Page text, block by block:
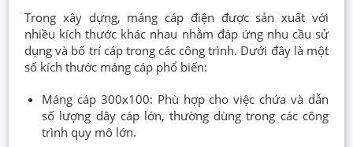
Trong xây dựng, máng cáp điện được sản xuất với
nhiều kích thước khác nhau nhằm đáp ứng nhu cầu sử
dụng và bố trí cáp trong các công trình. Dưới đây là một
số kích thước máng cáp phổ biến:
Máng cáp 300x100: Phù hợp cho việc chứa và dẫn
số lượng dây cáp lớn, thường dùng trong các công
trình quy mô lớn.